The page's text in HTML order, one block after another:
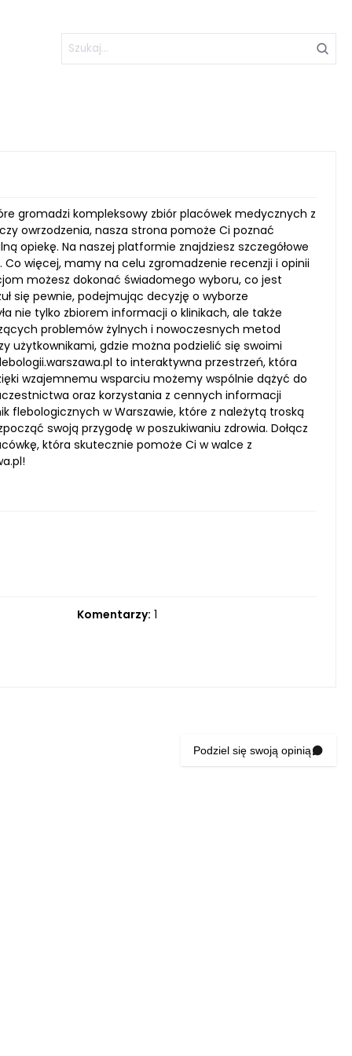
gromadzi kompleksowy zbiór placówek medycznych z
owrzodzenia, nasza strona pomoże Ci poznać
opiekę. Na naszej platformie znajdziesz szczegółowe
więcej, mamy na celu zgromadzenie recenzji i opinii
możesz dokonać świadomego wyboru, co jest
się pewnie, podejmując decyzję o wyborze
nie tylko zbiorem informacji o klinikach, ale także
problemów żylnych i nowoczesnych metod
użytkownikami, gdzie można podzielić się swoimi
to interaktywna przestrzeń, która
wzajemnemu wsparciu możemy wspólnie dążyć do
oraz korzystania z cennych informacji
flebologicznych w Warszawie, które z należytą troską
swoją przygodę w poszukiwaniu zdrowia. Dołącz
która skutecznie pomoże Ci w walce z
Komentarzy: 1
Podziel się swoją opinią